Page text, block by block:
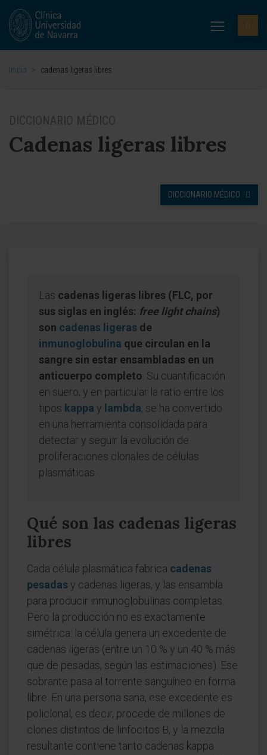
Inicio > cadenas ligeras libres
DICCIONARIO MÉDICO
Cadenas ligeras libres
DICCIONARIO MÉDICO
Las cadenas ligeras libres (FLC, por
sus siglas en inglés: free light chains)
son cadenas ligeras de
inmunoglobulina que circulan en la
sangre sin estar ensambladas en un
anticuerpo completo . Su cuantificación
en suero, y en particular la ratio entre los
tipos kappa y lambda, se ha convertido
en una herramienta consolidada para
detectar y seguir la evolución de
proliferaciones clonales de células
plasmáticas.
Qué son las cadenas ligeras
libres
Cada célula plasmática fabrica cadenas
pesadasy cadenas ligeras, y las ensambla
para producir inmunoglobulinas completas.
Pero la producción no es exactamente
simétrica: la célula genera un excedente de
cadenas ligeras (entre un 10 % y un 40 % más
que de pesadas, según las estimaciones). Ese
sobrante pasa al torrente sanguíneo en forma
libre. En una persona sana, ese excedente es
policlonal, es decir, procede de millones de
clones distintos de linfocitos B, y la mezcla
resultante contiene tanto cadenas kappa